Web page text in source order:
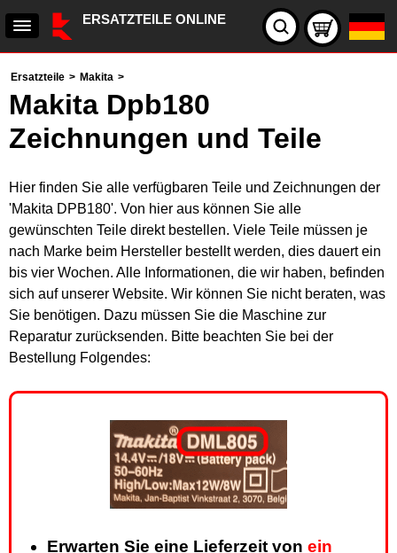
ERSATZTEILE ONLINE
Ersatzteile > Makita >
Makita Dpb180
Zeichnungen und Teile
Hier finden Sie alle verfügbaren Teile und Zeichnungen der
'Makita DPB180'. Von hier aus können Sie alle
gewünschten Teile direkt bestellen. Viele Teile müssen je
nach Marke beim Hersteller bestellt werden, dies dauert ein
bis vier Wochen. Alle Informationen, die wir haben, befinden
sich auf unserer Website. Wir können Sie nicht beraten, was
Sie benötigen. Dazu müssen Sie die Maschine zur
Reparatur zurücksenden. Bitte beachten Sie bei der
Bestellung Folgendes:
Erwarten Sie eine Lieferzeit von ein